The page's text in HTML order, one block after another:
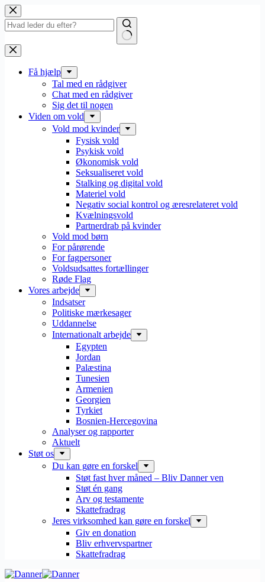
Fortsæt
til
indhold
Få hjælp
Tal med en rådgiver
Chat med en rådgiver
Sig det til nogen
Viden om vold
Vold mod kvinder
Fysisk vold
Psykisk vold
Økonomisk vold
Seksualiseret vold
Stalking og digital vold
Materiel vold
Negativ social kontrol og æresrelateret vold
Kvælningsvold
Partnerdrab på kvinder
Vold mod børn
For pårørende
For fagpersoner
Voldsudsattes fortællinger
Røde Flag
Vores arbejde
Indsatser
Politiske mærkesager
Uddannelse
Internationalt arbejde
Egypten
Jordan
Palæstina
Tunesien
Armenien
Georgien
Tyrkiet
Bosnien-Hercegovina
Analyser og rapporter
Aktuelt
Støt os
Du kan gøre en forskel
Støt fast hver måned – Bliv Danner ven
Støt én gang
Arv og testamente
Skattefradrag
Jeres virksomhed kan gøre en forskel
Giv en donation
Bliv erhvervspartner
Skattefradrag